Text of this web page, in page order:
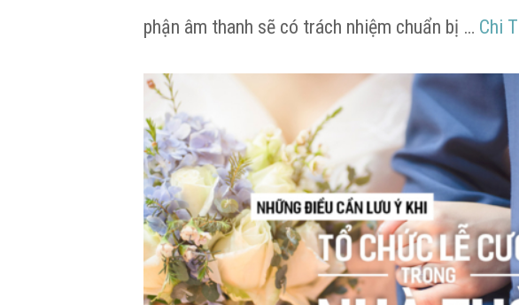
phận âm thanh sẽ có trách nhiệm chuẩn bị … Chi